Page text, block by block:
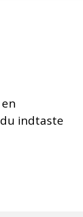
indtaste